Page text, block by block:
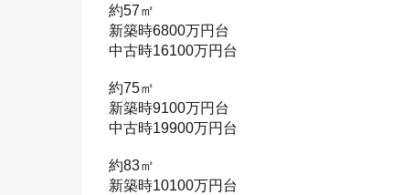
約57㎡
新築時6800万円台
中古時16100万円台
約75㎡
新築時9100万円台
中古時19900万円台
約83㎡
新築時10100万円台